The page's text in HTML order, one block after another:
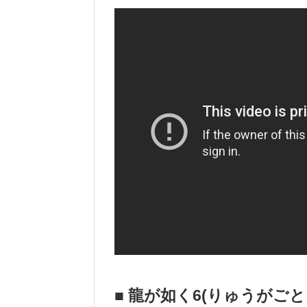
■ 龍が如く6(りゅうがご